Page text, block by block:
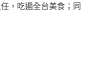
，吃遍全台美食；同